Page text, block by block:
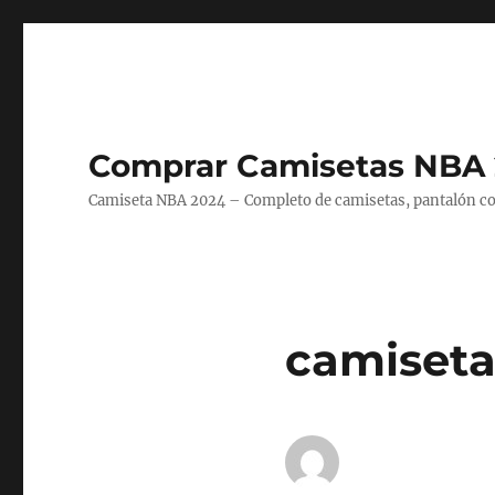
Comprar Camisetas NBA
Camiseta NBA 2024 – Completo de camisetas, pantalón